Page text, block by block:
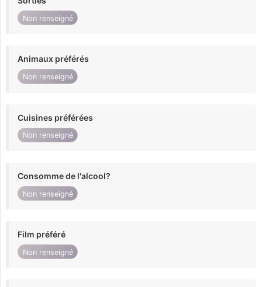
Non renseigné
Animaux préférés
Non renseigné
Cuisines préférées
Non renseigné
Consomme de l'alcool?
Non renseigné
Film préféré
Non renseigné